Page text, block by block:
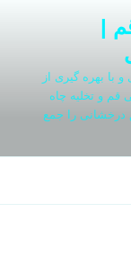
|
بهره گیری از
قم و تخلیه چاه
درخشانی را جمع